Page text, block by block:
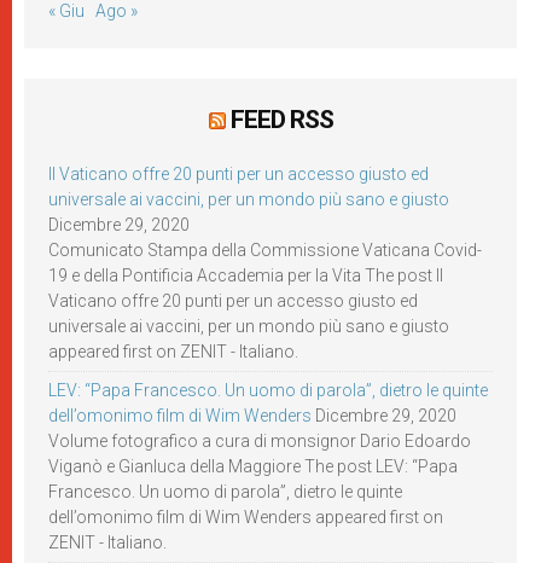
« Giu Ago »
FEED RSS
Il Vaticano offre 20 punti per un accesso giusto ed
universale ai vaccini, per un mondo più sano e giusto
Dicembre 29, 2020
Comunicato Stampa della Commissione Vaticana Covid-
19 e della Pontificia Accademia per la Vita The post Il
Vaticano offre 20 punti per un accesso giusto ed
universale ai vaccini, per un mondo più sano e giusto
appeared first on ZENIT - Italiano.
LEV: “Papa Francesco. Un uomo di parola”, dietro le quinte
dell’omonimo film di Wim Wenders Dicembre 29, 2020
Volume fotografico a cura di monsignor Dario Edoardo
Viganò e Gianluca della Maggiore The post LEV: “Papa
Francesco. Un uomo di parola”, dietro le quinte
dell’omonimo film di Wim Wenders appeared first on
ZENIT - Italiano.